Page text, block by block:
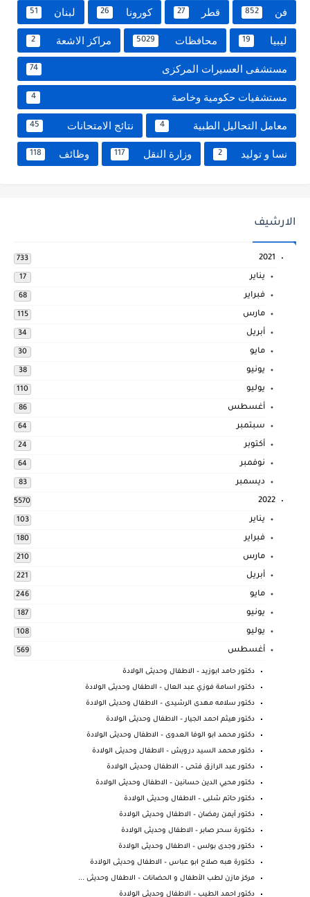
فن 852 قطر 27 كورونا 26 لبنان 51
ليبيا 19 محافظات 5029 مراكز الاشعة 2
مستشفى العسيرات المركزى 74
مستشفيات حكومية وخاصة 4
معامل التحاليل الطبية 4 نتائج الامتحانات 45
نسا و توليد 2 وزارة النقل 117 وظائف 118
الارشيف
2021
733
يناير 17
فبراير 68
مارس 115
أبريل 34
مايو 30
يونيو 38
يوليو 110
أغسطس 86
سبتمبر 64
أكتوبر 24
نوفمبر 64
ديسمبر 83
2022
5570
يناير 103
فبراير 180
مارس 210
أبريل 221
مايو 246
يونيو 187
يوليو 108
أغسطس 569
دكتور حامد ابوزيد – الاطفال وحديثى الولادة
دكتور اسامة فوزي عبد العال – الاطفال وحديثى الولادة
دكتور سلامه مهدى الرشيدى – الاطفال وحديثى الولادة
دكتور هيثم احمد الجيار – الاطفال وحديثى الولادة
دكتور محمد ابو الوفا العدوى – الاطفال وحديثى الولادة
دكتور محمد السيد درويش – الاطفال وحديثى الولادة
دكتور عبد الرازق فتحى – الاطفال وحديثى الولادة
دكتور محيي الدين حسانين – الاطفال وحديثى الولادة
دكتور حاتم شلبى – الاطفال وحديثى الولادة
دكتور أيمن رمضان – الاطفال وحديثى الولادة
دكتورة سحر صابر – الاطفال وحديثى الولادة
دكتور وجدى بولس – الاطفال وحديثى الولادة
دكتورة هبه صلاح ابو عباس – الاطفال وحديثى الولادة
مركز مازن لطب الأطفال و الحضانات – الاطفال وحديثى ...
دكتور احمد الطيب – الاطفال وحديثى الولادة